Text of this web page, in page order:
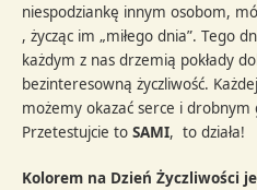
niespodziankę innym osobom,
, życząc im „miłego dnia”. Tego
każdym z nas drzemią pokłady
bezinteresowną życzliwość.
możemy okazać serce i drobnym
Przetestujcie toSAMI, to działa!
Kolorem na Dzień Życzliwości